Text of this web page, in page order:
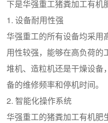
下是华强重工猪粪加工有机
1. 设备耐用性强
华强重工的所有设备均采用
用性较强，能够在高负荷的
堆机、造粒机还是干燥设备
备的维修频率和停机时间。
2. 智能化操作系统
华强重工的猪粪加工有机肥